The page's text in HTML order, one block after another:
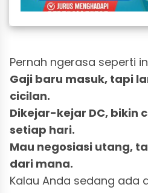
Pernah ngerasa seperti
Gaji baru masuk, tapi
cicilan.
Dikejar-kejar DC, bikin
setiap hari.
Mau negosiasi utang,
dari mana.
Kalau Anda sedang ada